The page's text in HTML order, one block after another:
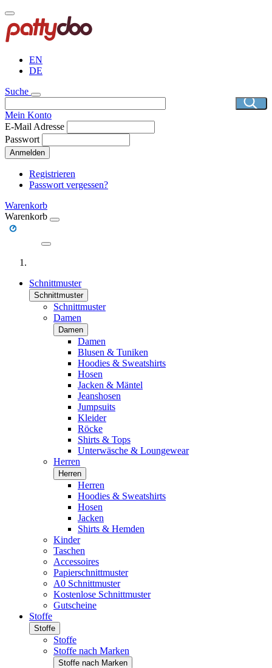
Direkt
zum
Inhalt
EN
DE
Suche
Mein Konto
E-Mail Adresse
Passwort
Anmelden
Registrieren
Passwort vergessen?
Warenkorb
Warenkorb
Schnittmuster
Schnittmuster
Schnittmuster
Damen
Damen
Damen
Blusen & Tuniken
Hoodies & Sweatshirts
Hosen
Jacken & Mäntel
Jeanshosen
Jumpsuits
Kleider
Röcke
Shirts & Tops
Unterwäsche & Loungewear
Herren
Herren
Herren
Hoodies & Sweatshirts
Hosen
Jacken
Shirts & Hemden
Kinder
Taschen
Accessoires
Papierschnittmuster
A0 Schnittmuster
Kostenlose Schnittmuster
Gutscheine
Stoffe
Stoffe
Stoffe
Stoffe nach Marken
Stoffe nach Marken